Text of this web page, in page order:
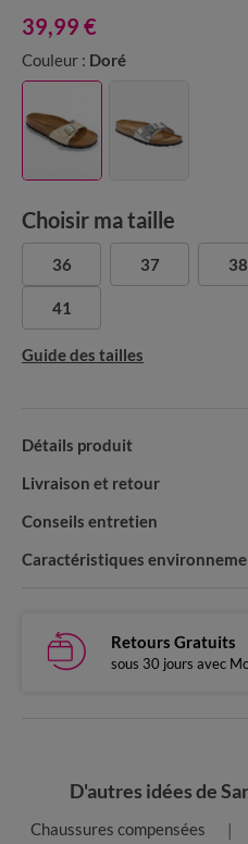
39,99 €
Couleur : Doré
Choisir ma taille
36 37 38
41
Guide des tailles
Détails produit
Livraison et retour
Conseils entretien
Caractéristiques
Retours Gratuits
sous 30 jours avec
D'autres idées de
Chaussures compensées